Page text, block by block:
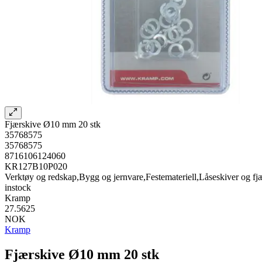
Fjærskive Ø10 mm 20 stk
35768575
35768575
8716106124060
KR127B10P020
Verktøy og redskap,Bygg og jernvare,Festemateriell,Låseskiver og
instock
Kramp
27.5625
NOK
Kramp
Fjærskive Ø10 mm 20 stk